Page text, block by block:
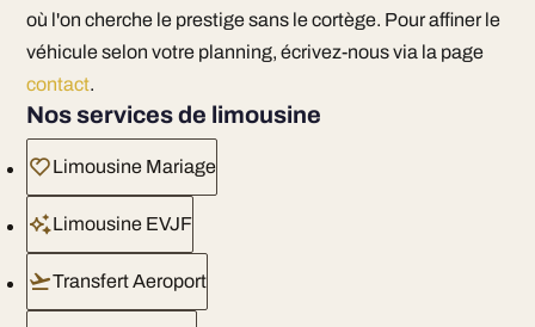
où l'on cherche le prestige sans le cortège. Pour affiner le
véhicule selon votre planning, écrivez-nous via la page
contact.
Nos services de limousine
Limousine Mariage
Limousine EVJF
Transfert Aeroport